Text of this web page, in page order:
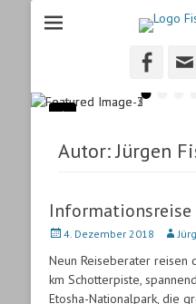
Fischers Reisebüro, ihr
•
Autor:Jürgen
Veröffentlicht
4. Dezember 2018 Autor
Neun Reiseberater reisen
km Schotterpiste,
Etosha-Nationalpark, die